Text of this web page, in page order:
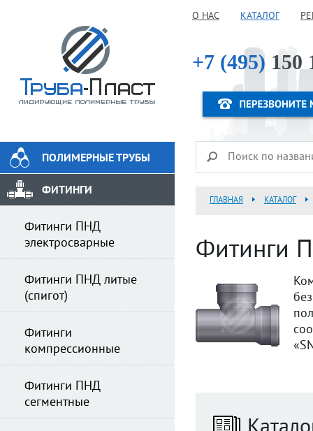
О НАС КАТАЛОГ
+7 (495) 150
ГЛАВНАЯ КАТАЛОГ
Фитинги
ПОЛИМЕРНЫЕ ТРУБЫ
ФИТИНГИ
Фитинги ПНД
электросварные
Фитинги ПНД литые
(спигот)
Фитинги
компрессионные
Фитинги ПНД
сегментные